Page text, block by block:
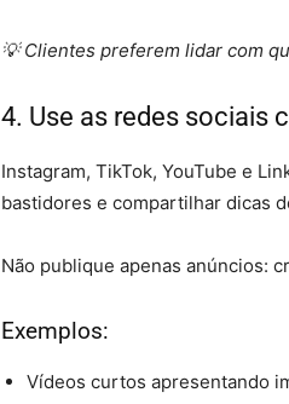
💡 Clientes preferem lidar com
4. Use as redes sociais
Instagram, TikTok, YouTube e
bastidores e compartilhar dicas
Não publique apenas anúncios:
Exemplos:
Vídeos curtos apresentando